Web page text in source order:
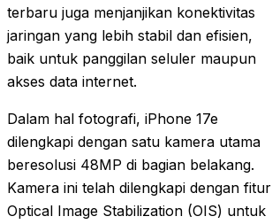
terbaru juga menjanjikan konektivitas
jaringan yang lebih stabil dan efisien,
baik untuk panggilan seluler maupun
akses data internet.
Dalam hal fotografi, iPhone 17e
dilengkapi dengan satu kamera utama
beresolusi 48MP di bagian belakang.
Kamera ini telah dilengkapi dengan fitur
Optical Image Stabilization (OIS) untuk